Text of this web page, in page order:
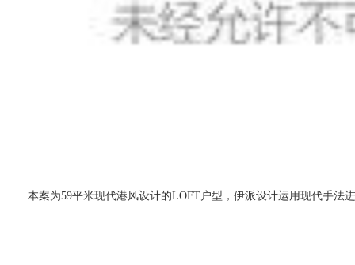
本案为59平米现代港风设计的LOFT户型，伊派设计运用现代手法